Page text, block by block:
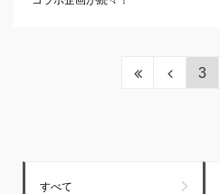
3
すべて